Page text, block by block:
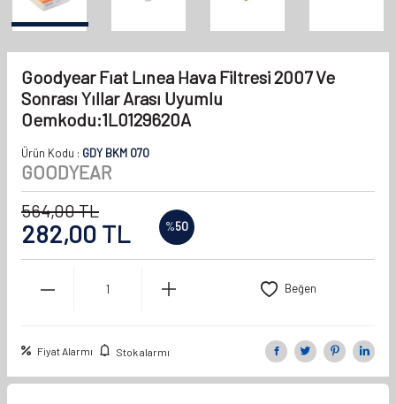
Goodyear Fıat Lınea Hava Filtresi 2007 Ve
Sonrası Yıllar Arası Uyumlu
Oemkodu:1L0129620A
Ürün Kodu : GDY BKM 070
GOODYEAR
564,00TL
282,00 TL %50
Beğen
Fiyat Alarmı Stok alarmı